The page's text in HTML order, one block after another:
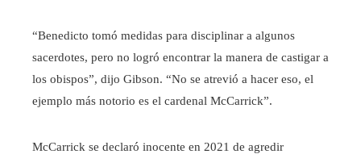
“Benedicto tomó medidas para disciplinar a algunos
sacerdotes, pero no logró encontrar la manera de castigar a
los obispos”, dijo Gibson. “No se atrevió a hacer eso, el
ejemplo más notorio es el cardenal McCarrick”.
McCarrick se declaró inocente en 2021 de agredir